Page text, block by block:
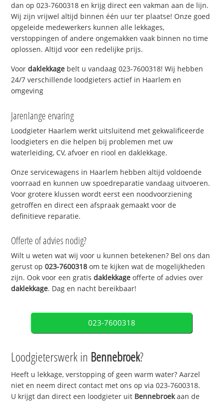
dan op 023-7600318 en krijg direct een vakman aan de lijn.
Wij zijn vrijwel altijd binnen één uur ter plaatse! Onze goed
opgeleide medewerkers kunnen alle lekkages,
verstoppingen of andere ongemakken vaak binnen no time
oplossen. Altijd voor een redelijke prijs.
Voordaklekkage belt u vandaag 023-7600318! Wij hebben
24/7 verschillende loodgieters actief in Haarlem en
omgeving
Jarenlange ervaring
Loodgieter Haarlem werkt uitsluitend met gekwalificeerde
loodgieters en die helpen bij problemen met uw
waterleiding, CV, afvoer en riool en daklekkage.
Onze servicewagens in Haarlem hebben altijd voldoende
voorraad en kunnen uw spoedreparatie vandaag uitvoeren.
Voor grotere klussen wordt eerst een noodvoorziening
getroffen en direct een afspraak gemaakt voor de
definitieve reparatie.
Offerte of advies nodig?
Wilt u weten wat wij voor u kunnen betekenen? Bel ons dan
gerust op023-7600318 om te kijken wat de mogelijkheden
zijn. Ook voor een gratisdaklekkage offerte of advies over
daklekkage. Dag en nacht bereikbaar!
023-7600318
Loodgieterswerk in Bennebroek?
Heeft u lekkage, verstopping of geen warm water? Aarzel
niet en neem direct contact met ons op via 023-7600318.
U krijgt dan direct een loodgieter uit Bennebroekaan de